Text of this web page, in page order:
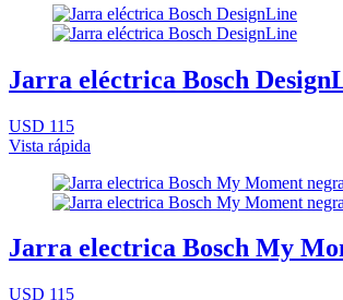
Jarra eléctrica Bosch
USD 115
Vista rápida
Jarra electrica Bosch My
USD 115